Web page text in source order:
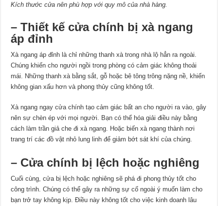
Kích thước cửa nên phù hợp với quy mô của nhà hàng.
– Thiết kế cửa chính bị xà ngang
áp đỉnh
Xà ngang áp đỉnh là chỉ những thanh xà trong nhà lộ hẳn ra ngoài.
Chúng khiến cho người ngồi trong phòng có cảm giác không thoải
mái. Những thanh xà bằng sắt, gỗ hoặc bê tông trông nặng nề, khiến
không gian xấu hơn và phong thủy cũng không tốt.
Xà ngang ngay cửa chính tạo cảm giác bất an cho người ra vào, gây
nên sự chèn ép với mọi người. Bạn có thể hóa giải điều này bằng
cách làm trần giả che đi xà ngang. Hoặc biến xà ngang thành nơi
trang trí các đồ vật nhỏ lung linh để giảm bớt sát khí của chúng.
– Cửa chính bị lệch hoặc nghiêng
Cuối cùng, cửa bị lệch hoặc nghiêng sẽ phá đi phong thủy tốt cho
công trình. Chúng có thể gây ra những sự cố ngoài ý muốn làm cho
bạn trở tay không kịp. Điều này không tốt cho việc kinh doanh lâu